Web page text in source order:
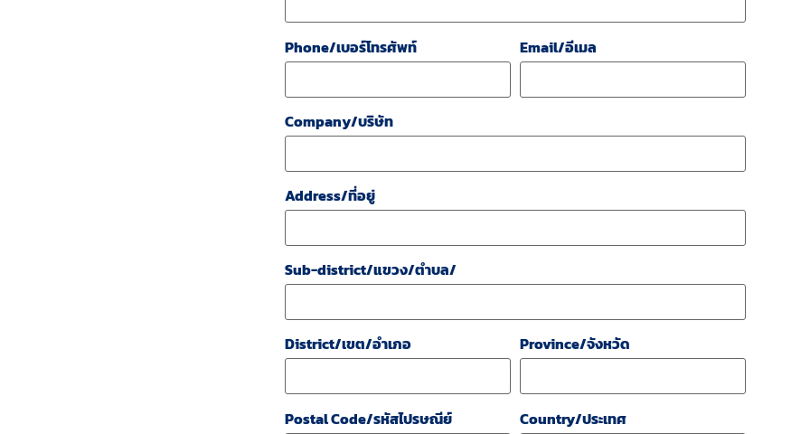
Phone/เบอร์โทรศัพท์ Email/อีเมล
Company/บริษัท
Address/ที่อยู่
Sub-district/แขวง/ตำบล/
District/เขต/อำเภอ Province/จังหวัด
Postal Code/รหัสไปรษณีย์ Country/ประเทศ